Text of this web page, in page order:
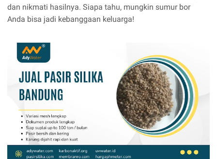
dan nikmati hasilnya. Siapa tahu, mungkin sumur bor
Anda bisa jadi kebanggaan keluarga!